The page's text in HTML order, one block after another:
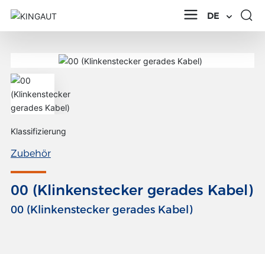
DE
Klassifizierung
Zubehör
00 (Klinkenstecker gerades Kabel)
00 (Klinkenstecker gerades Kabel)